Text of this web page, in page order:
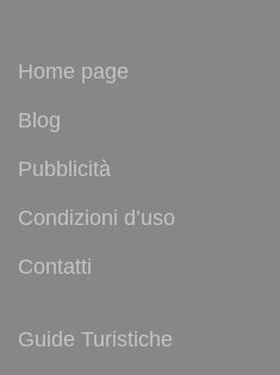
Home page
Blog
Pubblicità
Condizioni d’uso
Contatti
Guide Turistiche